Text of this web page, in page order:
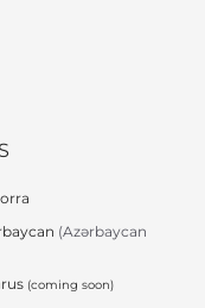
(Azərbaycan
(coming soon)